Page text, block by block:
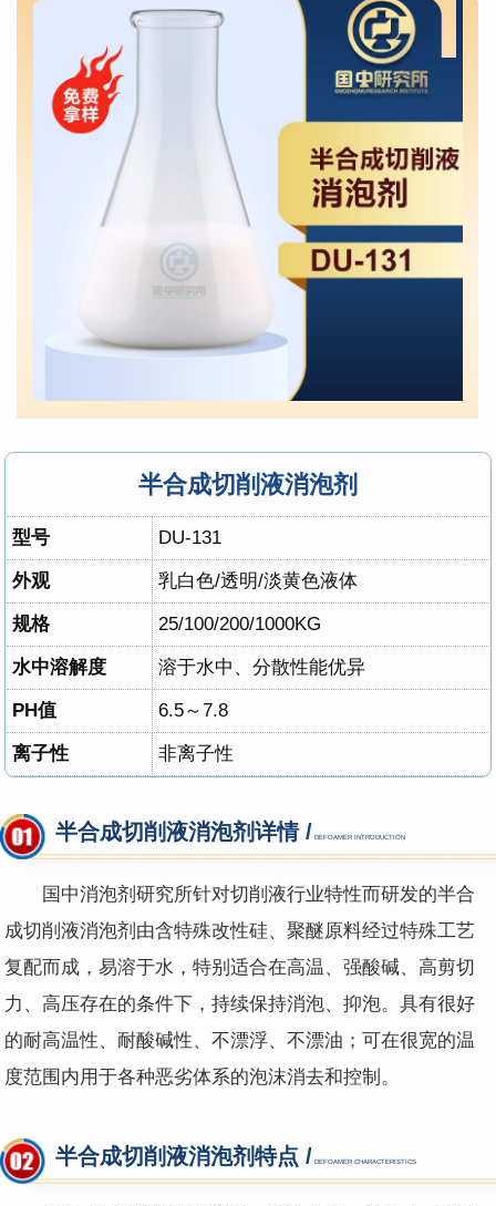
半合成切削液消泡剂
型号 DU-131
外观 乳白色/透明/淡黄色液体
规格 25/100/200/1000KG
水中溶解度 溶于水中、分散性能优异
PH值 6.5～7.8
离子性 非离子性
半合成切削液消泡剂详情 / DEFOAMER INTRODUCTION
国中消泡剂研究所针对切削液行业特性而研发的半合
成切削液消泡剂由含特殊改性硅、聚醚原料经过特殊工艺
复配而成，易溶于水，特别适合在高温、强酸碱、高剪切
力、高压存在的条件下，持续保持消泡、抑泡。具有很好
的耐高温性、耐酸碱性、不漂浮、不漂油；可在很宽的温
度范围内用于各种恶劣体系的泡沫消去和控制。
半合成切削液消泡剂特点 / DEFOAMER CHARACTERISTICS